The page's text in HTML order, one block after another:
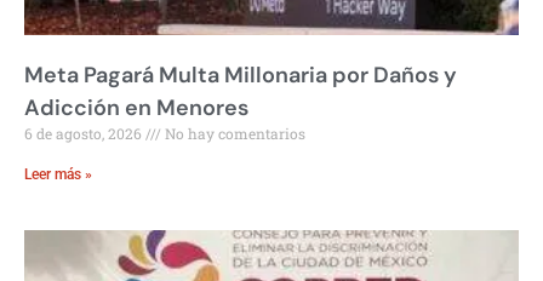
Meta Pagará Multa Millonaria por Daños y
Adicción en Menores
6 de agosto, 2026 No hay comentarios
Leer más »